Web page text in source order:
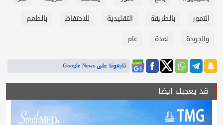
التمور
بالطريقة التقليدية للاحتفاظ
بالطعم
والجودة
لمدة عام
تابعونا على Google News
قد يعجبك ايضا